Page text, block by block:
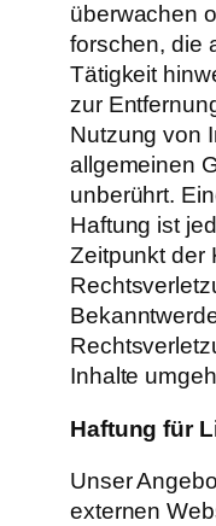
überwachen
forschen, die
Tätigkeit
zur
Nutzung von
allgemeinen
unberührt.
Haftung ist
Zeitpunkt der
Inhalte
Haftung für
Unser
externen